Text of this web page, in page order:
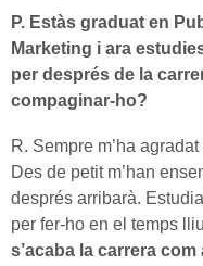
P. Estàs graduat en
Marketing i ara
per després de la
compaginar-ho?
R. Sempre m’ha
Des de petit m’han
després arribarà.
per fer-ho en el temps
s’acaba la carrera